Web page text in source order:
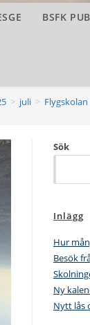
BSFK
> juli > Flygskolan
Sök
Inlägg
Hur
Besök
Ny
Nytt lås